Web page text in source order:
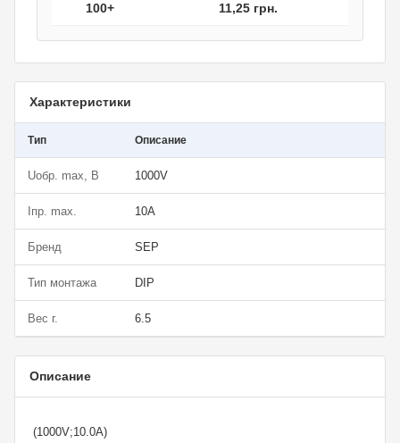
100+ 11,25 грн.
Характеристики
Тип Описание
Uобр. max, В 1000V
Iпр. max. 10A
Бренд SEP
Тип монтажа DIP
Вес г. 6.5
Описание
(1000V;10.0A)